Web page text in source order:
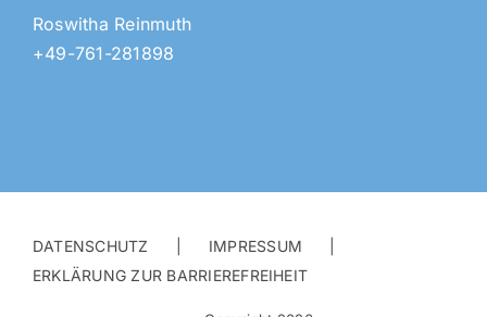
Roswitha Reinmuth
+49-761-281898
DATENSCHUTZ
IMPRESSUM
ERKLÄRUNG ZUR BARRIEREFREIHEIT